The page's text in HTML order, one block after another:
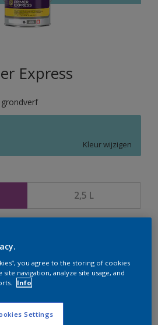
Express
Kleur wijzigen
2,5 L
website in de gaten, we werken
aan te vullen.
you agree to the storing of cookies
navigation, analyze site usage, and
Info
Settings